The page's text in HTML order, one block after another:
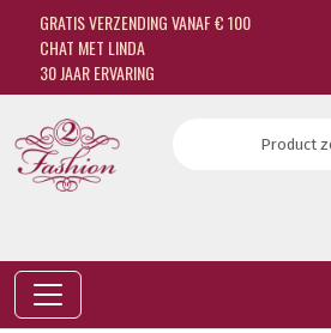
GRATIS VERZENDING VANAF € 100
CHAT MET LINDA
30 JAAR ERVARING